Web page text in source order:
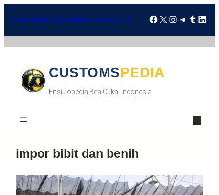
HOMEDOWNLOADFAQKONTAKABOUT US Facebook
X
CUSTOMSPEDIA
Ensiklopedia Bea Cukai Indonesia.
impor bibit dan benih